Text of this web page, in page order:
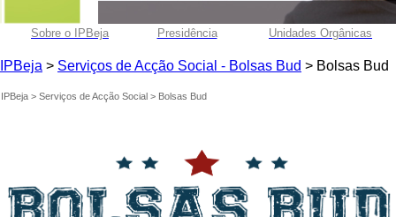
Sobre o IPBeja Presidência Unidades Orgânicas
IPBeja > Serviços de Acção Social - Bolsas Bud > Bolsas Bud
IPBeja > Serviços de Acção Social > Bolsas Bud